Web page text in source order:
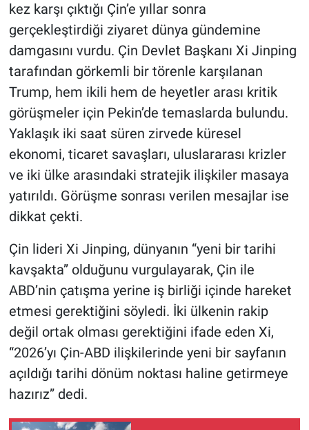
kez karşı çıktığı Çin’e yıllar sonra
gerçekleştirdiği ziyaret dünya gündemine
damgasını vurdu. Çin Devlet Başkanı Xi Jinping
tarafından görkemli bir törenle karşılanan
Trump, hem ikili hem de heyetler arası kritik
görüşmeler için Pekin’de temaslarda bulundu.
Yaklaşık iki saat süren zirvede küresel
ekonomi, ticaret savaşları, uluslararası krizler
ve iki ülke arasındaki stratejik ilişkiler masaya
yatırıldı. Görüşme sonrası verilen mesajlar ise
dikkat çekti.
Çin lideri Xi Jinping, dünyanın “yeni bir tarihi
kavşakta” olduğunu vurgulayarak, Çin ile
ABD’nin çatışma yerine iş birliği içinde hareket
etmesi gerektiğini söyledi. İki ülkenin rakip
değil ortak olması gerektiğini ifade eden Xi,
“2026’yı Çin-ABD ilişkilerinde yeni bir sayfanın
açıldığı tarihi dönüm noktası haline getirmeye
hazırız” dedi.